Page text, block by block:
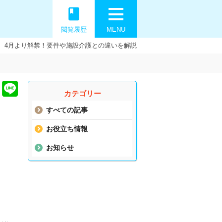
MENU
book
閲覧履歴
4月より解禁！要件や施設介護との違いを解説
カテゴリー
すべての記事
お役立ち情報
お知らせ